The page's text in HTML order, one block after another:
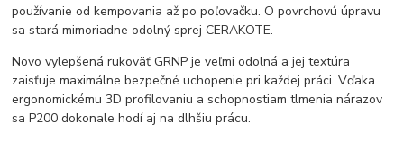
používanie od kempovania až po poľovačku. O povrchovú úpravu
sa stará mimoriadne odolný sprej CERAKOTE.
Novo vylepšená rukoväť GRNP je veľmi odolná a jej textúra
zaisťuje maximálne bezpečné uchopenie pri každej práci. Vďaka
ergonomickému 3D profilovaniu a schopnostiam tlmenia nárazov
sa P200 dokonale hodí aj na dlhšiu prácu.